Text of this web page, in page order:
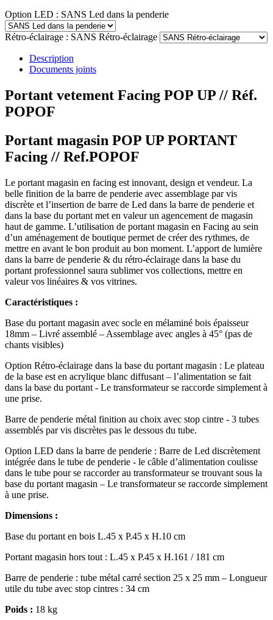
Option LED : SANS Led dans la penderie
Rétro-éclairage : SANS Rétro-éclairage
Description
Documents joints
Portant vetement Facing POP UP // Réf.
POPOF
Portant magasin POP UP PORTANT
Facing // Ref.POPOF
Le portant magasin en facing est innovant, design et vendeur. La
belle finition de la barre de penderie avec assemblage par vis
discrète et l’insertion de barre de Led dans la barre de penderie et
dans la base du portant met en valeur un agencement de magasin
haut de gamme. L’utilisation de portant magasin en Facing au sein
d’un aménagement de boutique permet de créer des rythmes, de
mettre en avant le bon produit au bon moment. L’apport de lumière
dans la barre de penderie & du rétro-éclairage dans la base du
portant professionnel saura sublimer vos collections, mettre en
valeur vos linéaires & vos vitrines.
Caractéristiques :
Base du portant magasin avec socle en mélaminé bois épaisseur
18mm – Livré assemblé – Assemblage avec angles à 45° (pas de
chants visibles)
Option Rétro-éclairage dans la base du portant magasin : Le plateau
de la base est en acrylique blanc diffusant – l’alimentation se fait
dans la base du portant - Le transformateur se raccorde simplement à
une prise.
Barre de penderie métal finition au choix avec stop cintre - 3 tubes
assemblés par vis discrètes pas le dessous du tube.
Option LED dans la barre de penderie : Barre de Led discrètement
intégrée dans le tube de penderie - le câble d’alimentation coulisse
dans le tube pour se raccorder au transformateur se trouvant sous la
base du portant magasin – Le transformateur se raccorde simplement
à une prise.
Dimensions :
Base du portant en bois L.45 x P.45 x H.10 cm
Portant magasin hors tout : L.45 x P.45 x H.161 / 181 cm
Barre de penderie : tube métal carré section 25 x 25 mm – Longueur
utile du tube avec stop cintres : 34 cm
Poids : 18 kg